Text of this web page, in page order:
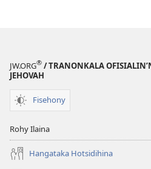
JW.ORG® / TRANONKALA
JEHOVAH
Fisehony
Rohy Ilaina
Hangataka Hotsidihina